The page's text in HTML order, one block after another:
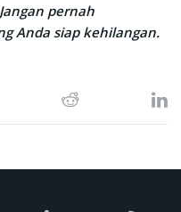
pernah
Anda siap kehilangan.